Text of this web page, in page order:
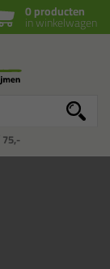
0 producten
in winkelwagen
75,-